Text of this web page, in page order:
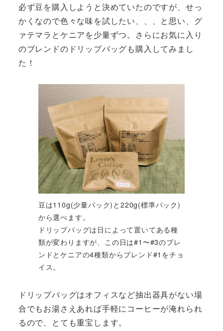
必ず豆を購入しようと決めていたのですが、せっ
かくなので色々な味を試したい、、、と思い、グ
ァテマラとケニアを少量ずつ。さらにお気に入り
のブレンドのドリップバッグも購入してみまし
た！
豆は110g(少量パック)と220g(標準パック)
から選べます。
ドリップバッグは日によって置いてある種
類が変わりますが、この日は#1〜#3のブレ
ンドとケニアの4種類からブレンド#1をチョ
イス。
ドリップバッグはオフィスなど抽出器具がない場
合でもお湯さえあれば手軽にコーヒーが淹れられ
るので、とても重宝します。